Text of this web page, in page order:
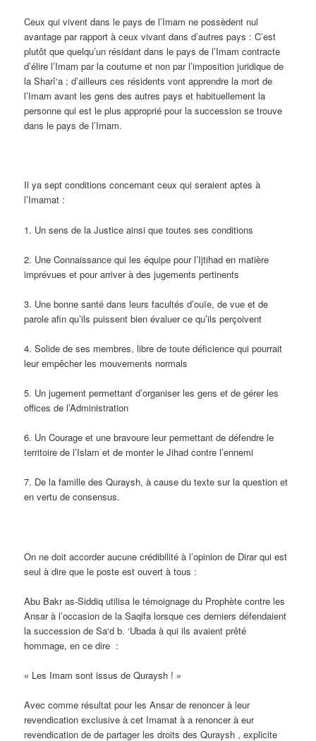
Ceux qui vivent dans le pays de l’Imam ne possèdent nul
avantage par rapport à ceux vivant dans d’autres pays : C’est
plutôt que quelqu’un résidant dans le pays de l’Imam contracte
d’élire l’Imam par la coutume et non par l’imposition juridique de
la Sharî‘a ; d’ailleurs ces résidents vont apprendre la mort de
l’Imam avant les gens des autres pays et habituellement la
personne qui est le plus approprié pour la succession se trouve
dans le pays de l’Imam.
Il ya sept conditions concernant ceux qui seraient aptes à
l’Imamat :
1. Un sens de la Justice ainsi que toutes ses conditions
2. Une Connaissance qui les équipe pour l’Ijtihad en matière
imprévues et pour arriver à des jugements pertinents
3. Une bonne santé dans leurs facultés d’ouïe, de vue et de
parole afin qu’ils puissent bien évaluer ce qu’ils perçoivent
4. Solide de ses membres, libre de toute déficience qui pourrait
leur empêcher les mouvements normals
5. Un jugement permettant d’organiser les gens et de gérer les
offices de l’Administration
6. Un Courage et une bravoure leur permettant de défendre le
territoire de l’Islam et de monter le Jihad contre l’ennemi
7. De la famille des Quraysh, à cause du texte sur la question et
en vertu de consensus.
On ne doit accorder aucune crédibilité à l’opinion de Dirar qui est
seul à dire que le poste est ouvert à tous :
Abu Bakr as-Siddiq utilisa le témoignage du Prophète contre les
Ansar à l’occasion de la Saqifa lorsque ces derniers défendaient
la succession de Sa‘d b. ‘Ubada à qui ils avaient prêté
hommage, en ce dire :
« Les Imam sont issus de Quraysh ! »
Avec comme résultat pour les Ansar de renoncer à leur
revendication exclusive à cet Imamat à a renoncer à eur
revendication de de partager les droits des Quraysh , explicite